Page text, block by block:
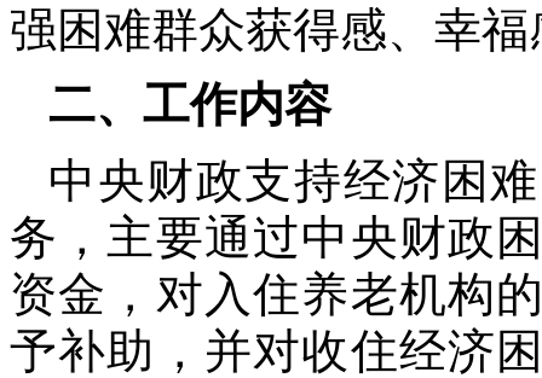
强困难群众获得感、幸
二、工作内容
中央财政支持经济困
务，主要通过中央财政
资金，对入住养老机构
予补助，并对收住经济